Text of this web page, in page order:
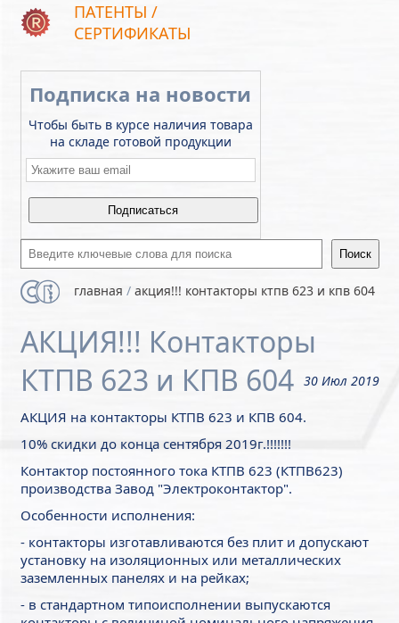
ПАТЕНТЫ /
СЕРТИФИКАТЫ
Подписка на новости
Чтобы быть в курсе наличия товара
на складе готовой продукции
Email*
Введите ключевые слова для поиска
главная / акция!!! контакторы ктпв 623 и кпв 604
АКЦИЯ!!! Контакторы
КТПВ 623 и КПВ 604
30 Июл 2019
АКЦИЯ на контакторы КТПВ 623 и КПВ 604.
10% скидки до конца сентября 2019г.!!!!!!!
Контактор постоянного тока КТПВ 623 (КТПВ623)
производства Завод "Электроконтактор".
Особенности исполнения:
- контакторы изготавливаются без плит и допускают
установку на изоляционных или металлических
заземленных панелях и на рейках;
- в стандартном типоисполнении выпускаются